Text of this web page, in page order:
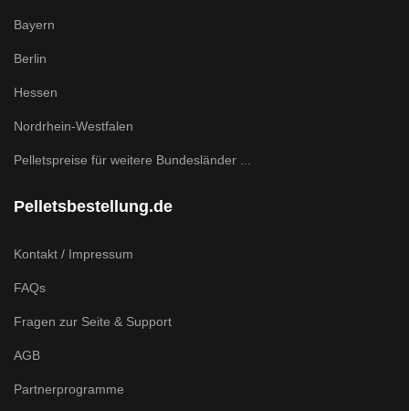
Bayern
Berlin
Hessen
Nordrhein-Westfalen
Pelletspreise für weitere Bundesländer ...
Pelletsbestellung.de
Kontakt / Impressum
FAQs
Fragen zur Seite & Support
AGB
Partnerprogramme